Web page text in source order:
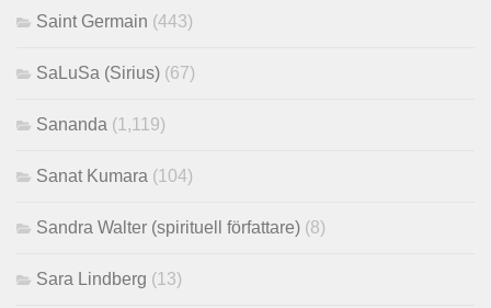
Saint Germain (443)
SaLuSa (Sirius) (67)
Sananda (1,119)
Sanat Kumara (104)
Sandra Walter (spirituell författare) (8)
Sara Lindberg (13)